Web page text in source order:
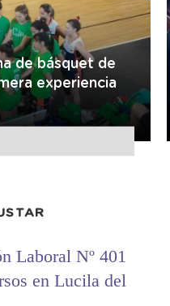
de básquet de
experiencia
Laboral Nº 401
en Lucila del